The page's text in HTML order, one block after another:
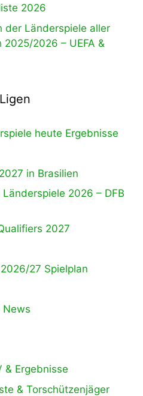
2026
der Länderspiele aller
2026 – UEFA &
heute Ergebnisse
in Brasilien
2026 – DFB
2027
27 Spielplan
News
& Ergebnisse
& Torschützenjäger